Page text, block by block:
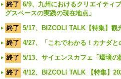
終了 6/9、九州におけるクリエイティ
グスペースの実践の現在地点」
終了 5/17、BIZCOLI TALK【特集】観
終了 4/27、「これでわかる！カナダと
終了 5/13、サイエンスカフェ「環境の
終了 4/12、BIZCOLI TALK 【特集】